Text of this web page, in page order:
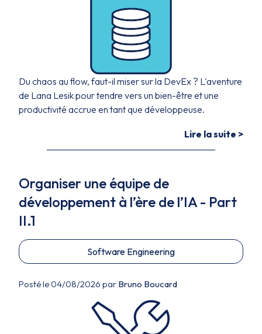
Du chaos au flow, faut-il miser sur la DevEx ? L'aventure
de Lana Lesik pour tendre vers un bien-être et une
productivité accrue en tant que développeuse.
Lire la suite >
Organiser une équipe de
développement à l’ère de l’IA - Part
II.1
Software Engineering
Posté le 04/08/2026 par Bruno Boucard